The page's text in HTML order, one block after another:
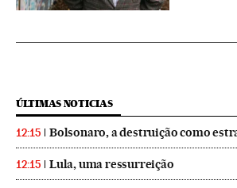
ÚLTIMAS NOTICIAS
12:15 Bolsonaro, a destruição como
12:15 Lula, uma ressurreição